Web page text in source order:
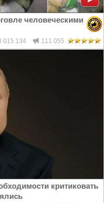
человеческими
015 134 111 055
критиковать